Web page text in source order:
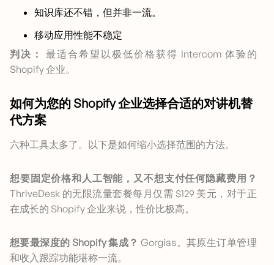
知识库还不错，但并非一流。
移动应用性能不稳定
判决：
最适合希望以极低价格获得 Intercom 体验的
Shopify 企业。
如何为您的 Shopify 企业选择合适的对讲机替
代方案
六种工具太多了。以下是如何缩小选择范围的方法。
想要固定价格和人工智能，又不想支付任何隐藏费用？
ThriveDesk 的无限流量套餐每月仅需 $129 美元，对于正
在成长的 Shopify 企业来说，性价比极高。
想要最深度的 Shopify 集成？ Gorgias。其原生订单管理
和收入跟踪功能堪称一流。